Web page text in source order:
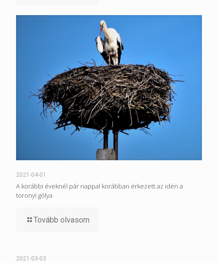
2021-04-01
A korábbi éveknél pár nappal korábban érkezett az idén a
toronyi gólya
Tovább olvasom
2021-03-03